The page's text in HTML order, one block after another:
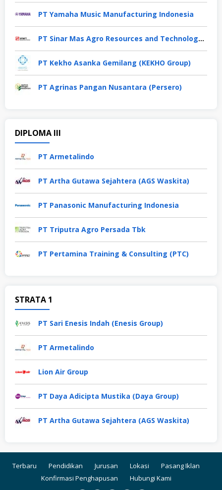
PT Yamaha Music Manufacturing Indonesia
PT Sinar Mas Agro Resources and Technology Tbk
PT Kekho Asanka Gemilang (KEKHO Group)
PT Agrinas Pangan Nusantara (Persero)
DIPLOMA III
PT Armetalindo
PT Artha Gutawa Sejahtera (AGS Waskita)
PT Panasonic Manufacturing Indonesia
PT Triputra Agro Persada Tbk
PT Pertamina Training & Consulting (PTC)
STRATA 1
PT Sari Enesis Indah (Enesis Group)
PT Armetalindo
Lion Air Group
PT Daya Adicipta Mustika (Daya Group)
PT Artha Gutawa Sejahtera (AGS Waskita)
Terbaru Pendidikan Jurusan Lokasi
Pasang Iklan
Konfirmasi Penghapusan
Hubungi Kami